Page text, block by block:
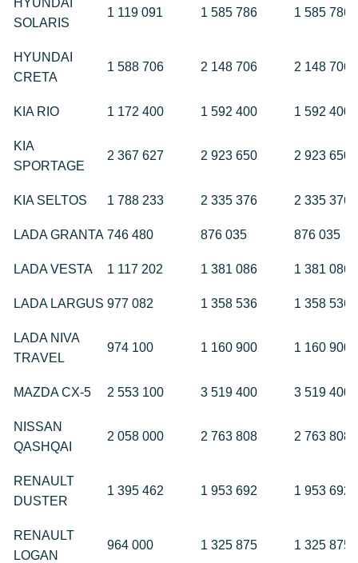
HYUNDAI
SOLARIS
1 119 091 1 585 786 1 585 786
HYUNDAI
CRETA
1 588 706 2 148 706 2 148 706
KIA RIO 1 172 400 1 592 400 1 592 400
KIA
SPORTAGE
2 367 627 2 923 650 2 923 650
KIA SELTOS 1 788 233 2 335 376 2 335 376
LADA GRANTA 746 480 876 035 876 035
LADA VESTA 1 117 202 1 381 086 1 381 086
LADA LARGUS 977 082 1 358 536 1 358 536
LADA NIVA
TRAVEL
974 100 1 160 900 1 160 900
MAZDA CX-5 2 553 100 3 519 400 3 519 400
NISSAN
QASHQAI
2 058 000 2 763 808 2 763 808
RENAULT
DUSTER
1 395 462 1 953 692 1 953 692
RENAULT
LOGAN
964 000 1 325 875 1 325 875